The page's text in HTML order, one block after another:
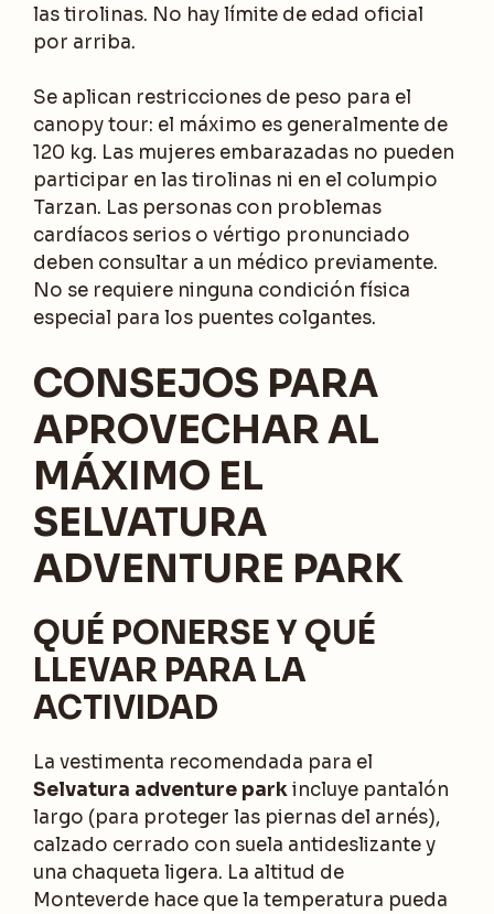
las tirolinas. No hay límite de edad oficial
por arriba.
Se aplican restricciones de peso para el
canopy tour: el máximo es generalmente de
120 kg. Las mujeres embarazadas no pueden
participar en las tirolinas ni en el columpio
Tarzan. Las personas con problemas
cardíacos serios o vértigo pronunciado
deben consultar a un médico previamente.
No se requiere ninguna condición física
especial para los puentes colgantes.
CONSEJOS PARA
APROVECHAR AL
MÁXIMO EL
SELVATURA
ADVENTURE PARK
QUÉ PONERSE Y QUÉ
LLEVAR PARA LA
ACTIVIDAD
La vestimenta recomendada para el
Selvatura adventure parkincluye pantalón
largo (para proteger las piernas del arnés),
calzado cerrado con suela antideslizante y
una chaqueta ligera. La altitud de
Monteverde hace que la temperatura pueda